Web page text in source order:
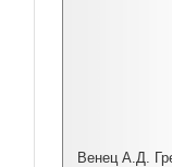
Венец А.Д.